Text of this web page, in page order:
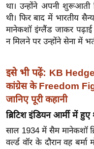
सा
ल
श
त
यं
ग
इं
डि
या
था। उन्होंने अपनी
थी। फिर बाद में भारतीय
मानेकशॉ इंग्लैंड जाकर
न मिलने पर उन्होंने सेना में
इसे भी पढ़ें: KB
कांग्रेस के Freedom
जानिए पूरी कहानी
ब्रिटिश इंडियन आर्मी में हुए
साल 1934 में सैम मानेकशॉ
वर्ल्ड वॉर के दौरान वह